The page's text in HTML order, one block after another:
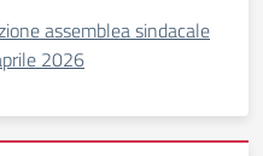
assemblea sindacale
2026